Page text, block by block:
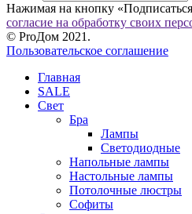
Нажимая на кнопку
согласие на обработку своих
© ProДом 2021.
Пользовательское соглашение
Главная
SALE
Свет
Бра
Лампы
Светодиодные
Напольные лампы
Настольные лампы
Потолочные люстры
Софиты